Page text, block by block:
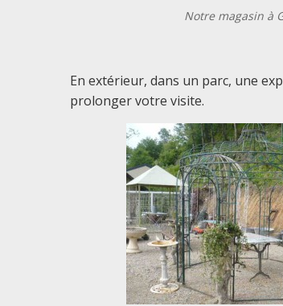
Notre magasin à
En extérieur, dans un parc, une
prolonger votre visite.